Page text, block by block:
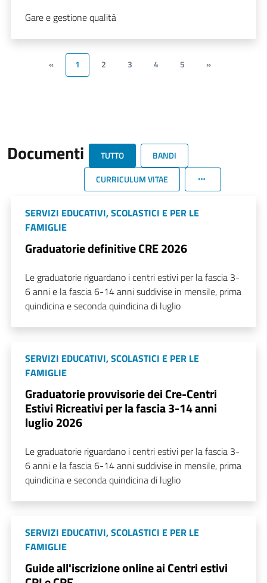
Gare e gestione qualità
« 1 2 3 4 5 »
Documenti TUTTO
BANDI
CURRICULUM VITAE
SERVIZI EDUCATIVI, SCOLASTICI E PER LE
FAMIGLIE
Graduatorie definitive CRE 2026
Le graduatorie riguardano i centri estivi per la fascia 3-
6 anni e la fascia 6-14 anni suddivise in mensile, prima
quindicina e seconda quindicina di luglio
SERVIZI EDUCATIVI, SCOLASTICI E PER LE
FAMIGLIE
Graduatorie provvisorie dei Cre-Centri
Estivi Ricreativi per la fascia 3-14 anni
luglio 2026
Le graduatorie riguardano i centri estivi per la fascia 3-
6 anni e la fascia 6-14 anni suddivise in mensile, prima
quindicina e seconda quindicina di luglio
SERVIZI EDUCATIVI, SCOLASTICI E PER LE
FAMIGLIE
Guide all'iscrizione online ai Centri estivi